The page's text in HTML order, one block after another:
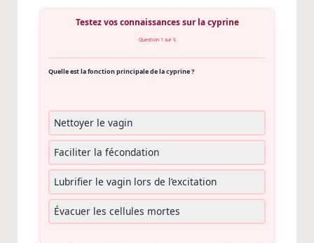
Testez vos connaissances sur la cyprine
Question 1 sur 5
Quelle est la fonction principale de la cyprine ?
Nettoyer le vagin
Faciliter la fécondation
Lubrifier le vagin lors de l’excitation
Évacuer les cellules mortes